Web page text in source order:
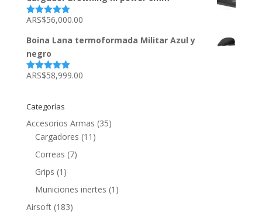
Valorado
5
ARS$56,000.00
Boina Lana termoformada Militar Azul y
negro
Valorado
ARS$58,999.00
Categorías
Accesorios Armas (35)
Cargadores (11)
Correas (7)
Grips (1)
Municiones inertes (1)
Airsoft (183)